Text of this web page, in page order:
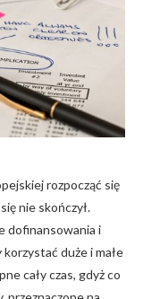
rozpocząć się
nie skończył.
dofinansowania i
duże i małe
cały czas, gdyż co